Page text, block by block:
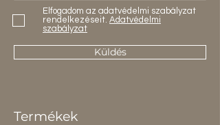
Elfogadom az adatvédelmi szabályzat
rendelkezéseit. Adatvédelmi
szabályzat
Küldés
Termékek